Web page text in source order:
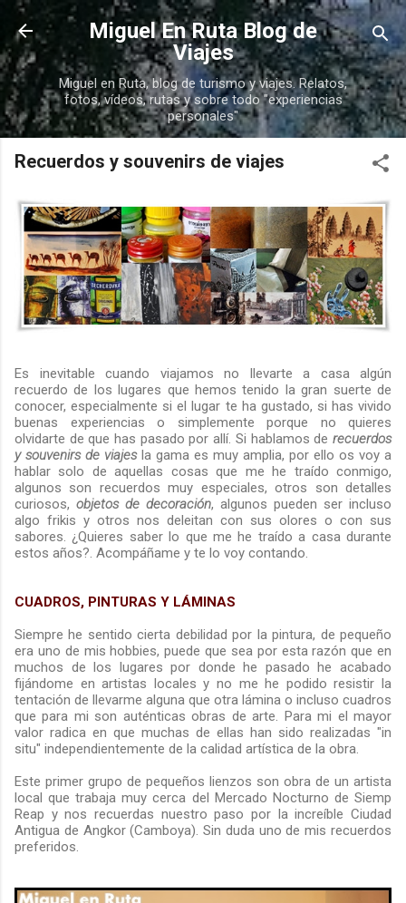
Ir al contenido principal
Miguel En Ruta Blog de
Viajes
Miguel en Ruta, blog de turismo y viajes. Relatos,
fotos, vídeos, rutas y sobre todo "experiencias
personales"
Recuerdos y souvenirs de viajes
Es inevitable cuando viajamos no llevarte a casa algún
recuerdo de los lugares que hemos tenido la gran suerte de
conocer, especialmente si el lugar te ha gustado, si has vivido
buenas experiencias o simplemente porque no quieres
olvidarte de que has pasado por allí. Si hablamos de recuerdos
y souvenirs de viajesla gama es muy amplia, por ello os voy a
hablar solo de aquellas cosas que me he traído conmigo,
algunos son recuerdos muy especiales, otros son detalles
curiosos, objetos de decoración, algunos pueden ser incluso
algo frikis y otros nos deleitan con sus olores o con sus
sabores. ¿Quieres saber lo que me he traído a casa durante
estos años?. Acompáñame y te lo voy contando.
CUADROS, PINTURAS Y LÁMINAS
Siempre he sentido cierta debilidad por la pintura, de pequeño
era uno de mis hobbies, puede que sea por esta razón que en
muchos de los lugares por donde he pasado he acabado
fijándome en artistas locales y no me he podido resistir la
tentación de llevarme alguna que otra lámina o incluso cuadros
que para mi son auténticas obras de arte. Para mi el mayor
valor radica en que muchas de ellas han sido realizadas "in
situ" independientemente de la calidad artística de la obra.
Este primer grupo de pequeños lienzos son obra de un artista
local que trabaja muy cerca del Mercado Nocturno de Siemp
Reap y nos recuerdas nuestro paso por la increíble Ciudad
Antigua de Angkor (Camboya). Sin duda uno de mis recuerdos
preferidos.